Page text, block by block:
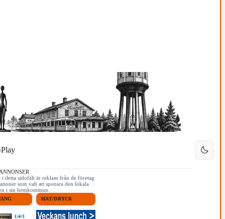
Play
i detta sidofält är reklam från de företag
som valt att sponsra den lokala
i sin hemkommun.
MAT/DRYCK